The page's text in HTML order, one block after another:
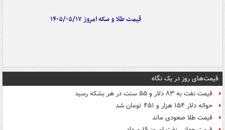
قیمت طلا و سکه امروز ۱۴۰۵/۰۵/۱۷
قیمت‌های روز در یک نگاه
قیمت نفت به ۸۳ دلار و ۵۵ سنت در هر بشکه رسید
حواله دلار ۱۵۴ هزار و ۴۵۱ تومان شد
قیمت طلا صعودی ماند